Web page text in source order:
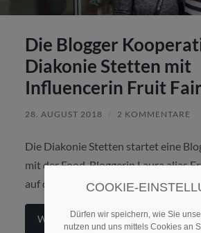
Die Blogger
Diakonie Stetten mit
Influencerin Fruit
28. AUGUST 2018 2 KOMMENTARE
Die Diakonie Stetten startet eine
mit der Food-Bloggerin Laura alias
auf dem Foto).
Weiterlesen
COOKIE-
Dürfen wir speichern, wie Sie
nutzen und uns mittels Cookies an